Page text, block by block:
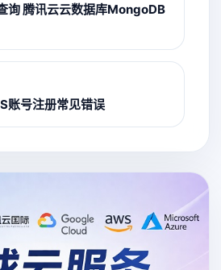
询 腾讯云云数据库MongoDB
账号注册常见错误